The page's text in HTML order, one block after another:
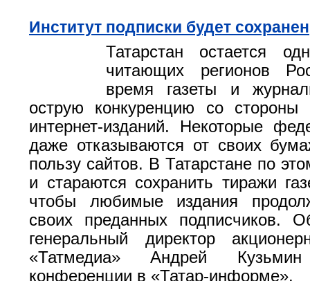
Институт подписки будет сохранен
Татарстан остается
читающих регионов
время газеты и
острую конкуренцию со стороны
интернет-изданий. Некоторые
даже отказываются от своих
пользу сайтов. В Татарстане по
и стараются сохранить тиражи
чтобы любимые издания
своих преданных подписчиков.
генеральный директор
«Татмедиа» Андрей
конференции в «Татар-информе».